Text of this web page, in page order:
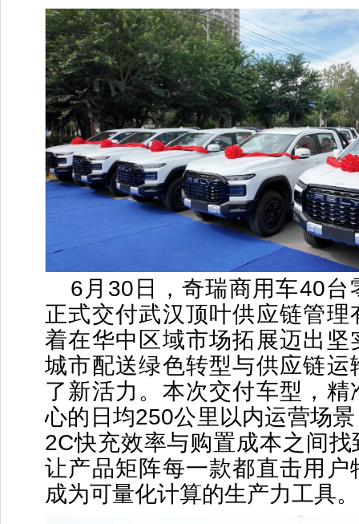
6月30日，奇瑞商用车40台
正式交付武汉顶叶供应链管理
着在华中区域市场拓展迈出坚
城市配送绿色转型与供应链运
了新活力。本次交付车型，精
心的日均250公里以内运营场
2C快充效率与购置成本之间
让产品矩阵每一款都直击用户
成为可量化计算的生产力工具。